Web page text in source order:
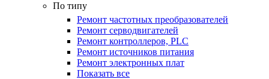
По типу
Ремонт частотных преобразователей
Ремонт серводвигателей
Ремонт контроллеров, PLC
Ремонт источников питания
Ремонт электронных плат
Показать все